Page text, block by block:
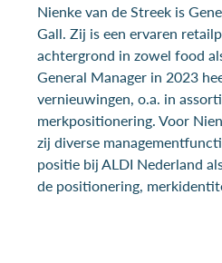
Nienke van de Streek is
Gall. Zij is een ervaren
achtergrond in zowel food
General Manager in 2023
vernieuwingen, o.a. in
merkpositionering. Voor
zij diverse
positie bij ALDI Nederland
de positionering,